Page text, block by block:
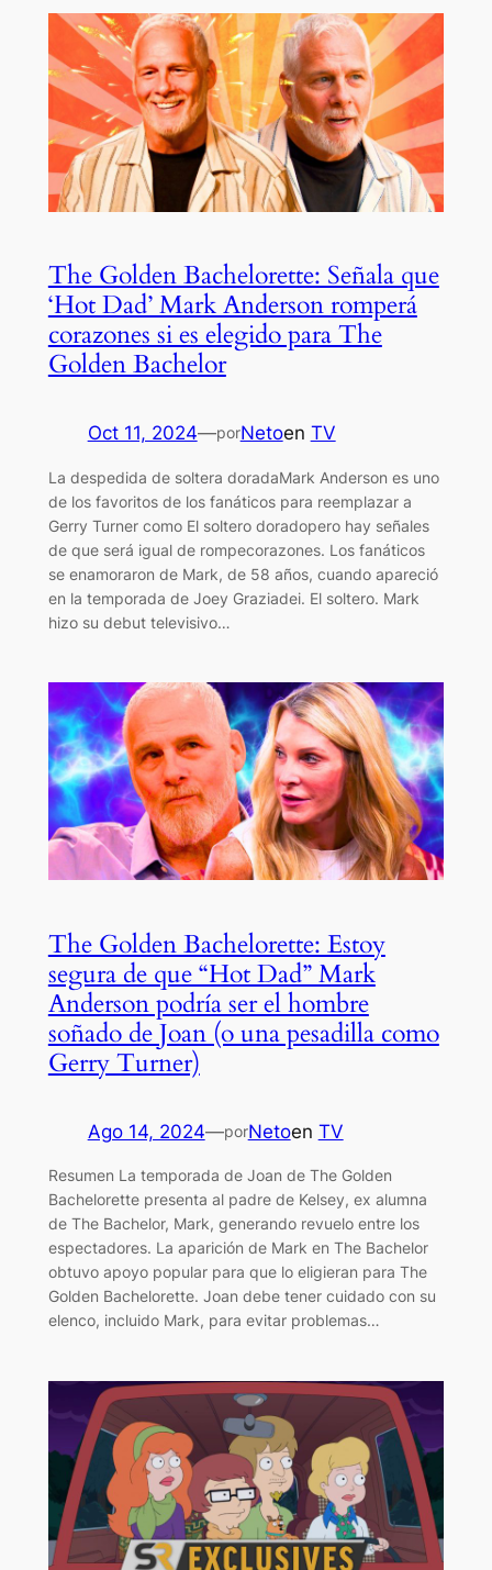
The Golden Bachelorette: Señala que
‘Hot Dad’ Mark Anderson romperá
corazones si es elegido para The
Golden Bachelor
Oct 11, 2024—porNetoen TV
La despedida de soltera doradaMark Anderson es uno
de los favoritos de los fanáticos para reemplazar a
Gerry Turner como El soltero doradopero hay señales
de que será igual de rompecorazones. Los fanáticos
se enamoraron de Mark, de 58 años, cuando apareció
en la temporada de Joey Graziadei. El soltero. Mark
hizo su debut televisivo…
The Golden Bachelorette: Estoy
segura de que “Hot Dad” Mark
Anderson podría ser el hombre
soñado de Joan (o una pesadilla como
Gerry Turner)
Ago 14, 2024—porNetoen TV
Resumen La temporada de Joan de The Golden
Bachelorette presenta al padre de Kelsey, ex alumna
de The Bachelor, Mark, generando revuelo entre los
espectadores. La aparición de Mark en The Bachelor
obtuvo apoyo popular para que lo eligieran para The
Golden Bachelorette. Joan debe tener cuidado con su
elenco, incluido Mark, para evitar problemas…